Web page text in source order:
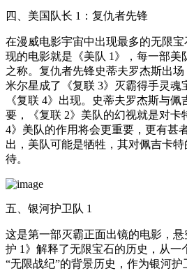
四、美国队长 1：复仇者先锋
在漫威电影宇宙中出现最多的无限
现的电影就是《美队 1》，每一部美
之称。复仇者先锋史蒂夫罗杰斯出
米尔星成了《复联 3》灭霸得手灵魂
《复联 4》出现。史蒂夫罗杰斯与
要，《复联 2》美队的幻视就是对卡
4》美队的作用将会更重要，更有甚
出，美队可能是牺牲，其对佩吉卡
待。
五、银河护卫队 1
这是第一部灭霸正面出镜的电影，
护 1》解释了无限宝石的历史，从一
“无限战纪”的背景历史，作为银河